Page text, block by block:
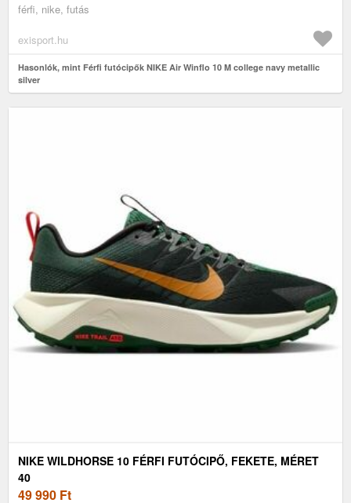
férfi, nike, futás
exisport.hu
Hasonlók, mint Férfi futócipők NIKE Air Winflo 10 M college navy metallic
silver
NIKE WILDHORSE 10 FÉRFI FUTÓCIPŐ, FEKETE, MÉRET
40
49 990 Ft